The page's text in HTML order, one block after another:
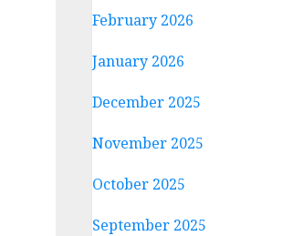
February 2026
January 2026
December 2025
November 2025
October 2025
September 2025